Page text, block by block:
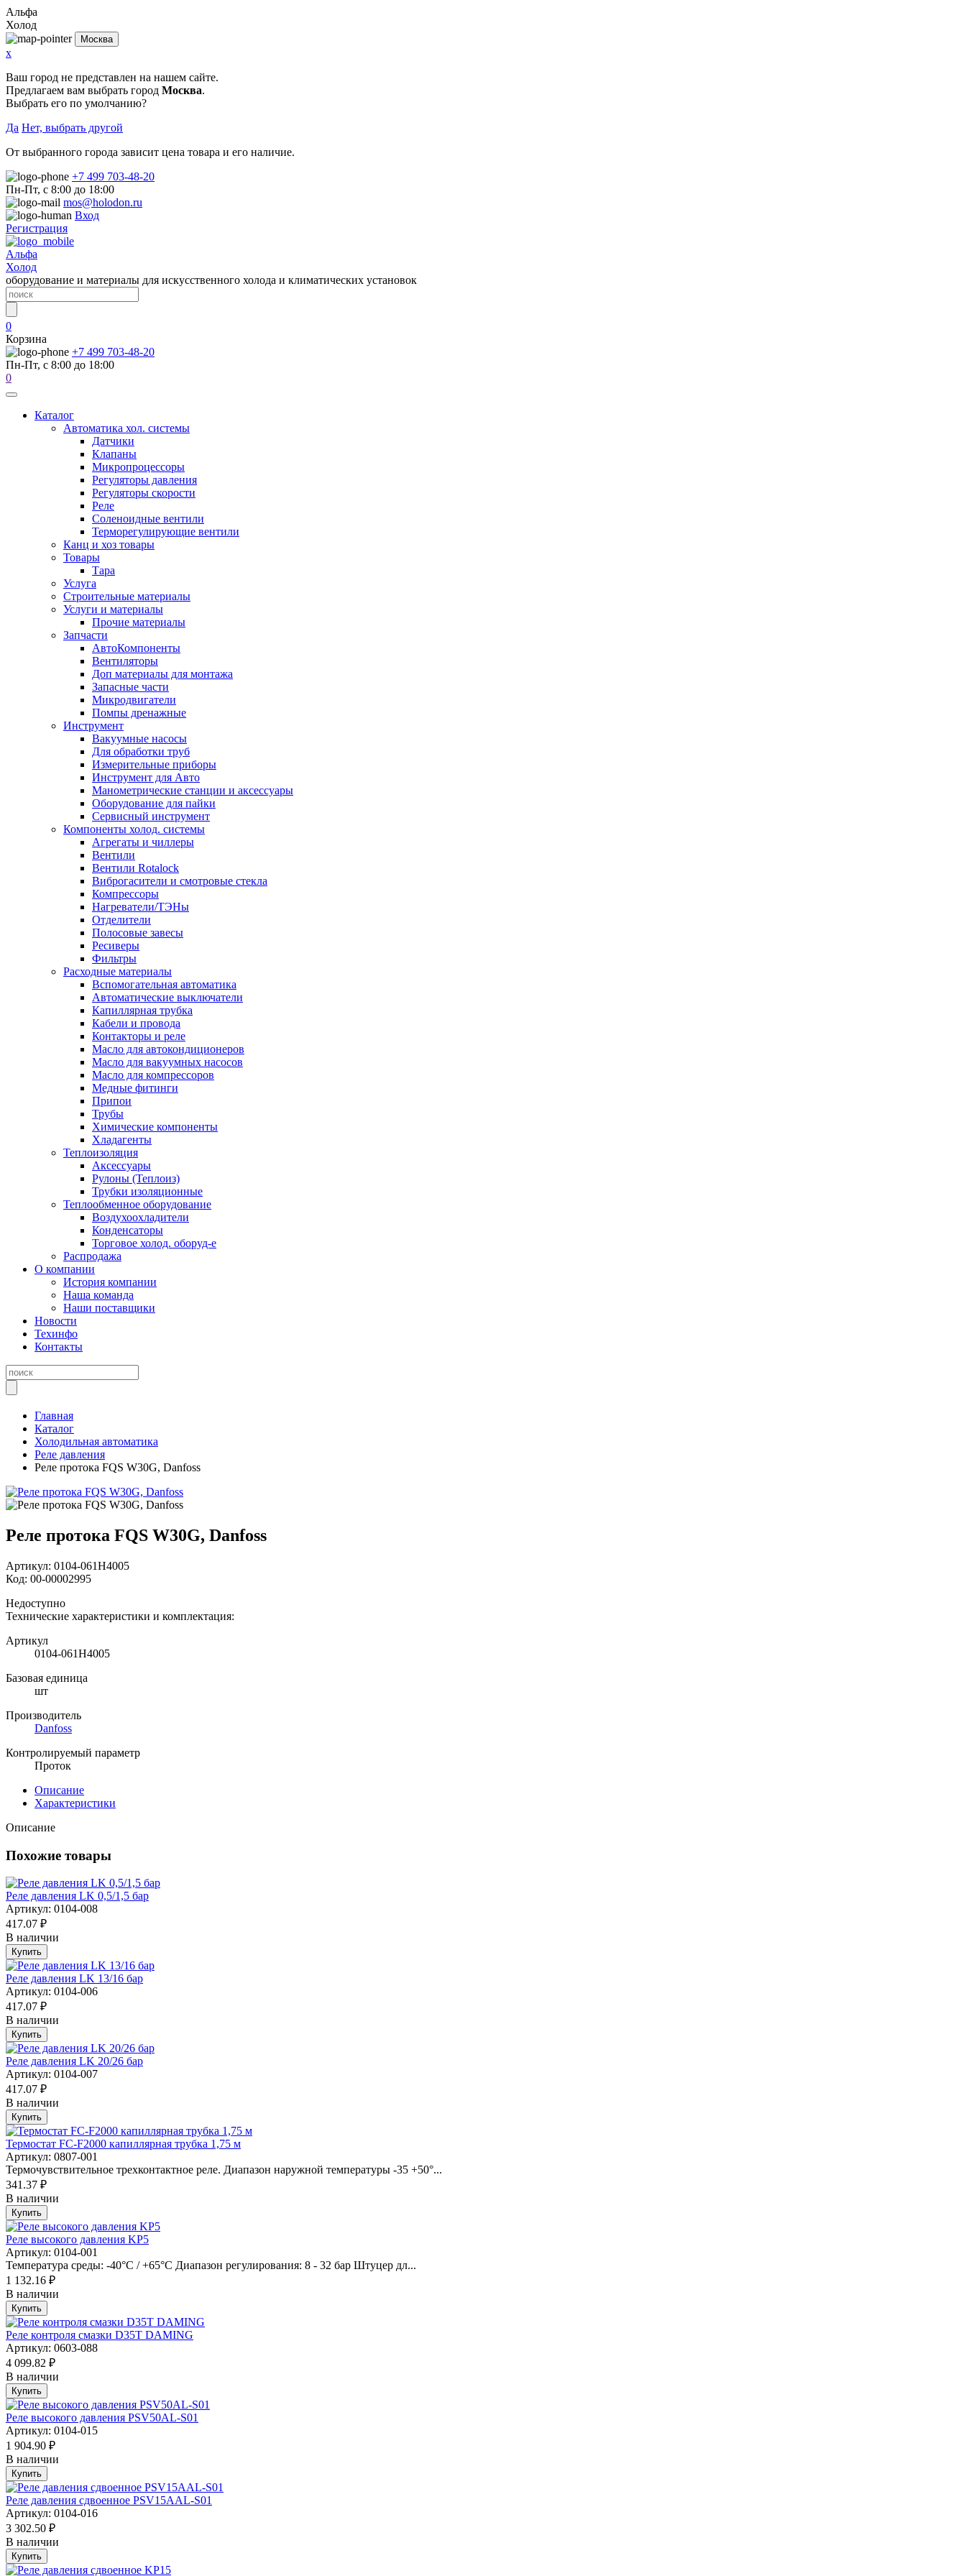
Альфа
Холод
Москва
x
Ваш город не представлен на нашем сайте.
Предлагаем вам выбрать город Москва.
Выбрать его по умолчанию?
Да Нет, выбрать другой
От выбранного города зависит цена товара и его наличие.
+7 499 703-48-20
Пн-Пт, с 8:00 до 18:00
mos@holodon.ru
Вход
Регистрация
Альфа
Холод
оборудование и материалы для искусственного холода и климатических установок
0
Корзина
+7 499 703-48-20
Пн-Пт, с 8:00 до 18:00
0
Каталог
Автоматика хол. системы
Датчики
Клапаны
Микропроцессоры
Регуляторы давления
Регуляторы скорости
Реле
Соленоидные вентили
Терморегулирующие вентили
Канц и хоз товары
Товары
Тара
Услуга
Строительные материалы
Услуги и материалы
Прочие материалы
Запчасти
АвтоКомпоненты
Вентиляторы
Доп материалы для монтажа
Запасные части
Микродвигатели
Помпы дренажные
Инструмент
Вакуумные насосы
Для обработки труб
Измерительные приборы
Инструмент для Авто
Манометрические станции и аксессуары
Оборудование для пайки
Сервисный инструмент
Компоненты холод. системы
Агрегаты и чиллеры
Вентили
Вентили Rotalock
Виброгасители и смотровые стекла
Компрессоры
Нагреватели/ТЭНы
Отделители
Полосовые завесы
Ресиверы
Фильтры
Расходные материалы
Вспомогательная автоматика
Автоматические выключатели
Капиллярная трубка
Кабели и провода
Контакторы и реле
Масло для автокондиционеров
Масло для вакуумных насосов
Масло для компрессоров
Медные фитинги
Припои
Трубы
Химические компоненты
Хладагенты
Теплоизоляция
Аксессуары
Рулоны (Теплоиз)
Трубки изоляционные
Теплообменное оборудование
Воздухоохладители
Конденсаторы
Торговое холод. оборуд-е
Распродажа
О компании
История компании
Наша команда
Наши поставщики
Новости
Техинфо
Контакты
Главная
Каталог
Холодильная автоматика
Реле давления
Реле протока FQS W30G, Danfoss
Реле протока FQS W30G, Danfoss
Артикул: 0104-061H4005
Код: 00-00002995
Недоступно
Технические характеристики и комплектация:
Артикул
0104-061H4005
Базовая единица
шт
Производитель
Danfoss
Контролируемый параметр
Проток
Описание
Характеристики
Описание
Похожие товары
Реле давления LK 0,5/1,5 бар
Артикул: 0104-008
417.07 ₽
В наличии
Купить
Реле давления LK 13/16 бар
Артикул: 0104-006
417.07 ₽
В наличии
Купить
Реле давления LK 20/26 бар
Артикул: 0104-007
417.07 ₽
В наличии
Купить
Термостат FC-F2000 капиллярная трубка 1,75 м
Артикул: 0807-001
Термочувствительное трехконтактное реле. Диапазон наружной температуры -35 +50°...
341.37 ₽
В наличии
Купить
Реле высокого давления KP5
Артикул: 0104-001
Температура среды: -40°C / +65°C Диапазон регулирования: 8 - 32 бар Штуцер дл...
1 132.16 ₽
В наличии
Купить
Реле контроля смазки D35T DAMING
Артикул: 0603-088
4 099.82 ₽
В наличии
Купить
Реле высокого давления PSV50AL-S01
Артикул: 0104-015
1 904.90 ₽
В наличии
Купить
Реле давления сдвоенное PSV15AAL-S01
Артикул: 0104-016
3 302.50 ₽
В наличии
Купить